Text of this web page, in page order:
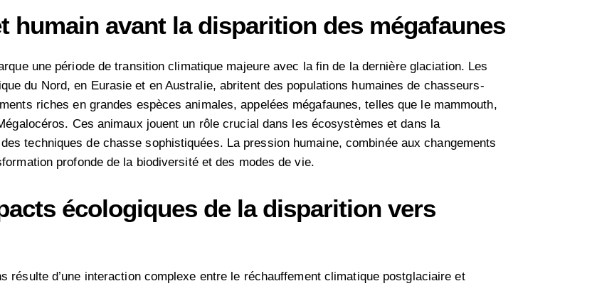
humain avant la disparition des mégafaunes
une période de transition climatique majeure avec la fin de la dernière glaciation. Les
du Nord, en Eurasie et en Australie, abritent des populations humaines de chasseurs-
riches en grandes espèces animales, appelées mégafaunes, telles que le mammouth,
Ces animaux jouent un rôle crucial dans les écosystèmes et dans la
techniques de chasse sophistiquées. La pression humaine, combinée aux changements
profonde de la biodiversité et des modes de vie.
écologiques de la disparition vers
résulte d’une interaction complexe entre le réchauffement climatique postglaciaire et